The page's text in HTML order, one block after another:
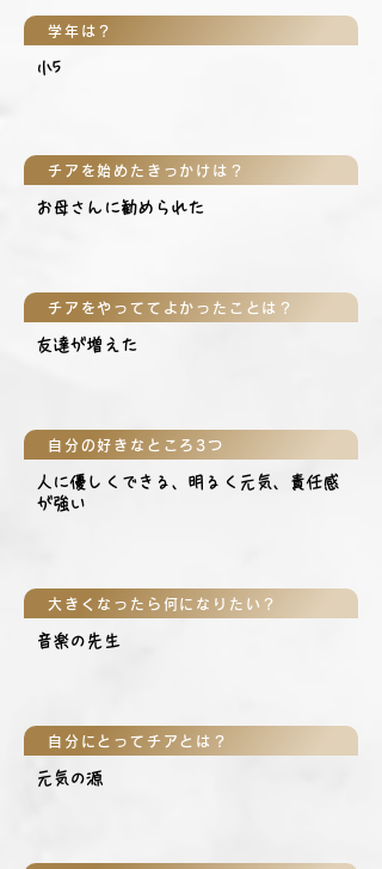
学年は？
小5
チアを始めたきっかけは？
お母さんに勧められた
チアをやっててよかったことは？
友達が増えた
自分の好きなところ3つ
人に優しくできる、明るく元気、責任感
が強い
大きくなったら何になりたい？
音楽の先生
自分にとってチアとは？
元気の源